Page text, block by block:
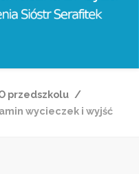
przedszkolu
wycieczek i wyjść